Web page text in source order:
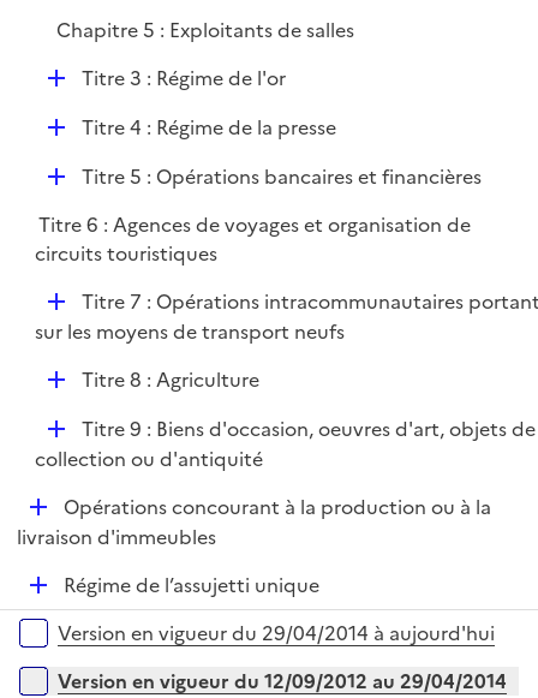
Chapitre 5 : Exploitants de salles
D
e
r
Titre 3 : Régime de l'or
D
i
e
Titre 4 : Régime de la presse
D
p
l
e
r
Titre 5 : Opérations bancaires et financières
Titre 6 : Agences de voyages et organisation de
circuits touristiques
D
é
r
Titre 7 : Opérations intracommunautaires
sur les moyens de transport neufs
D
l
i
e
r
Titre 8 : Agriculture
D
é
l
i
e
r
Titre 9 : Biens d'occasion, oeuvres d'art, objets de
collection ou d'antiquité
D
é
e
r
Opérations concourant à la production ou à la
livraison d'immeubles
D
é
p
Régime de l’assujetti unique
Versions sur la période
Version en vigueur du 29/04/2014 à aujourd'hui
Version en vigueur du 12/09/2012 au 29/04/2014